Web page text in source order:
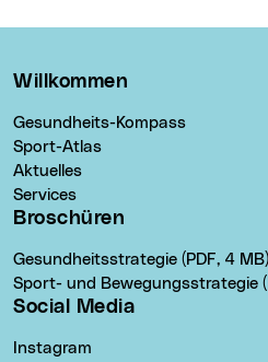
Willkommen
Gesundheits-Kompass
Sport-Atlas
Aktuelles
Services
Broschüren
Gesundheitsstrategie (PDF, 4 MB)
Sport- und Bewegungsstrategie
Social Media
Instagram